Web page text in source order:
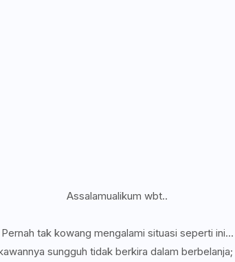
Assalamualikum wbt..
Pernah tak kowang mengalami situasi seperti ini...
sungguh tidak berkira dalam